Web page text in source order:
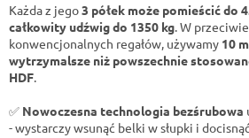
Każda z jego3 półek może pomieścić do
całkowity udźwig do 1350 kg . W
konwencjonalnych regałów, używamy 10
wytrzymalsze niż powszechnie
HDF
✅ Nowoczesna technologia bezśrubowa
- wystarczy wsunąć belki w słupki i